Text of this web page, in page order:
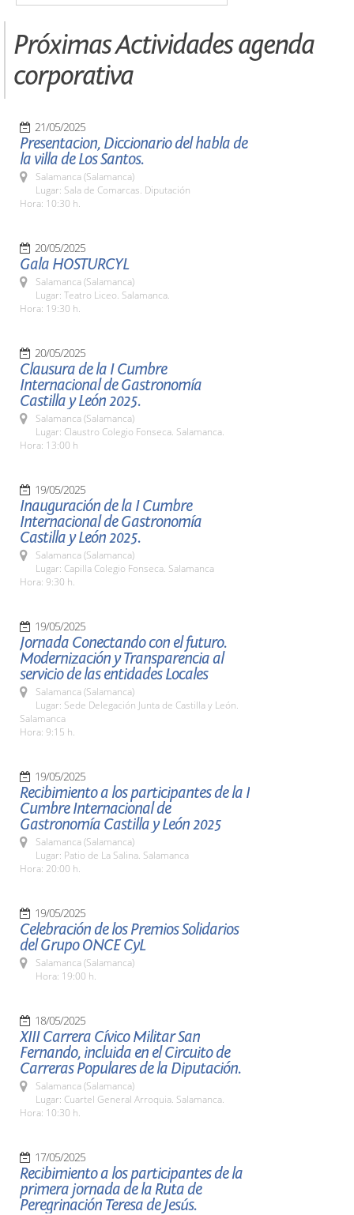
Próximas Actividades agenda
corporativa
21/05/2025
Presentacion, Diccionario del habla de
la villa de Los Santos.
Salamanca (Salamanca)
Lugar: Sala de Comarcas. Diputación
Hora: 10:30 h.
20/05/2025
Gala HOSTURCYL
Salamanca (Salamanca)
Lugar: Teatro Liceo. Salamanca.
Hora: 19:30 h.
20/05/2025
Clausura de la I Cumbre
Internacional de Gastronomía
Castilla y León 2025.
Salamanca (Salamanca)
Lugar: Claustro Colegio Fonseca. Salamanca.
Hora: 13:00 h
19/05/2025
Inauguración de la I Cumbre
Internacional de Gastronomía
Castilla y León 2025.
Salamanca (Salamanca)
Lugar: Capilla Colegio Fonseca. Salamanca
Hora: 9:30 h.
19/05/2025
Jornada Conectando con el futuro.
Modernización y Transparencia al
servicio de las entidades Locales
Salamanca (Salamanca)
Lugar: Sede Delegación Junta de Castilla y León.
Salamanca
Hora: 9:15 h.
19/05/2025
Recibimiento a los participantes de la I
Cumbre Internacional de
Gastronomía Castilla y León 2025
Salamanca (Salamanca)
Lugar: Patio de La Salina. Salamanca
Hora: 20:00 h.
19/05/2025
Celebración de los Premios Solidarios
del Grupo ONCE CyL
Salamanca (Salamanca)
Hora: 19:00 h.
18/05/2025
XIII Carrera Cívico Militar San
Fernando, incluida en el Circuito de
Carreras Populares de la Diputación.
Salamanca (Salamanca)
Lugar: Cuartel General Arroquia. Salamanca.
Hora: 10:30 h.
17/05/2025
Recibimiento a los participantes de la
primera jornada de la Ruta de
Peregrinación Teresa de Jesús.